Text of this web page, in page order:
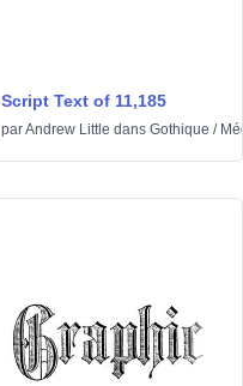
Script Text of 11,185
parAndrew Little dans Gothique /